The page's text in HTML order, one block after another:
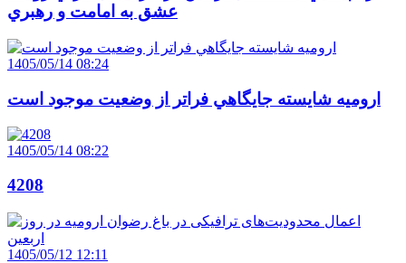
عشق به امامت و رهبري
1405/05/14 08:24
اروميه شايسته جايگاهي فراتر از وضعيت موجود است
1405/05/14 08:22
4208
1405/05/12 12:11